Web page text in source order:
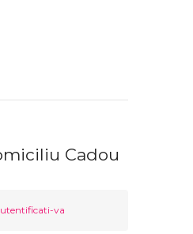
Cadou
va